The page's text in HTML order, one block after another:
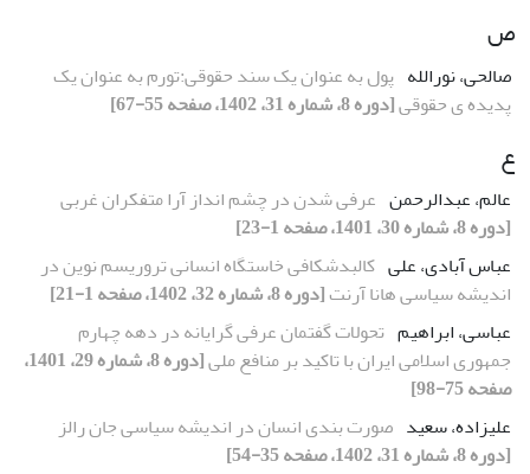
ص
صالحی، نورالله پول به عنوان یک سند حقوقی:تورم به عنوان یک
پدیده ی حقوقی[دوره 8، شماره 31، 1402، صفحه 55-67]
ع
عالم، عبدالرحمن عرفی شدن در چشم انداز آرا متفکران غربی
[دوره 8، شماره 30، 1401، صفحه 1-23]
عباس آبادی، علی کالبدشکافی خاستگاه انسانی تروریسم نوین در
اندیشه سیاسی هانا آرنت[دوره 8، شماره 32، 1402، صفحه 1-21]
عباسی، ابراهیم تحولات گفتمان عرفی گرایانه در دهه چهارم
جمهوری اسلامی ایران با تاکید بر منافع ملی
[دوره 8، شماره 29، 1401،
صفحه 75-98]
علیزاده، سعید صورت بندی انسان در اندیشه سیاسی جان رالز
[دوره 8، شماره 31، 1402، صفحه 35-54]